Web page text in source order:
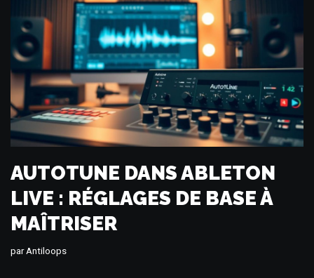
AUTOTUNE DANS ABLETON
LIVE : RÉGLAGES DE BASE À
MAÎTRISER
parAntiloops